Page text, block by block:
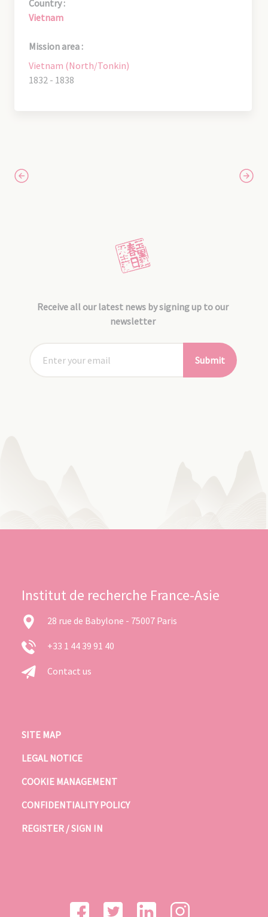
Country :
Vietnam
Mission area :
Vietnam (North/Tonkin)
1832 - 1838
Receive all our latest news by signing up to our
newsletter
Submit
Institut de recherche France-Asie
28 rue de Babylone - 75007 Paris
+33 1 44 39 91 40
Contact us
SITE MAP
LEGAL NOTICE
COOKIE MANAGEMENT
CONFIDENTIALITY POLICY
REGISTER / SIGN IN